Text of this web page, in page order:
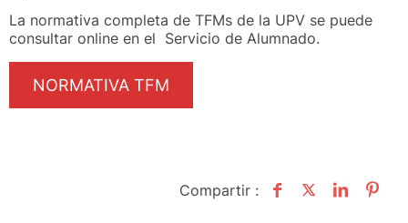
La normativa completa de TFMs de la UPV se puede
consultar online en el Servicio de Alumnado.
NORMATIVA TFM
Compartir :